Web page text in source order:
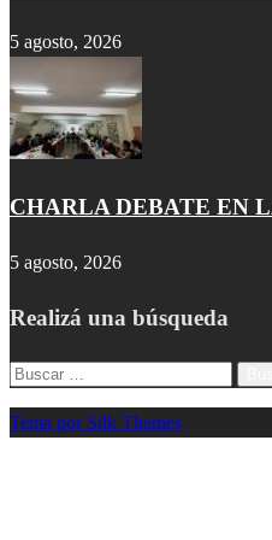
5 agosto, 2026
CHARLA DEBATE EN
5 agosto, 2026
Realizá una búsqueda
Buscar:
Tema por Silk Themes